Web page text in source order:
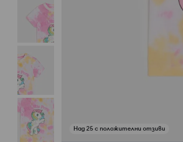
Вижте снимки от отзиви